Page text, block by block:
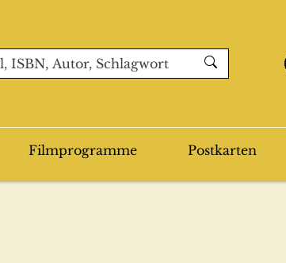
Filmprogramme Postkarten